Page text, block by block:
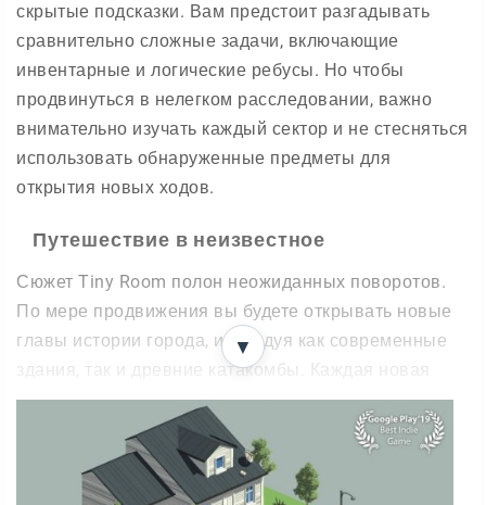
скрытые подсказки. Вам предстоит разгадывать
сравнительно сложные задачи, включающие
инвентарные и логические ребусы. Но чтобы
продвинуться в нелегком расследовании, важно
внимательно изучать каждый сектор и не стесняться
использовать обнаруженные предметы для
открытия новых ходов.
Путешествие в неизвестное
Сюжет Tiny Room полон неожиданных поворотов.
По мере продвижения вы будете открывать новые
главы истории города, исследуя как современные
здания, так и древние катакомбы. Каждая новая
глав сюжета открывает перед детективом
неожиданные события, которые заставят
задуматься о судьбах жителей Редклиффа и вашего
папы. Атмосфера игры поддерживается
▼